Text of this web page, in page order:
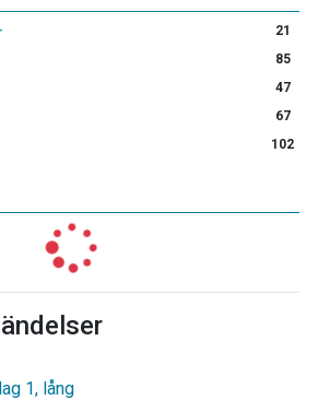
21
85
47
67
102
1, lång